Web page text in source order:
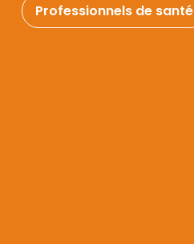
Professionnels de santé